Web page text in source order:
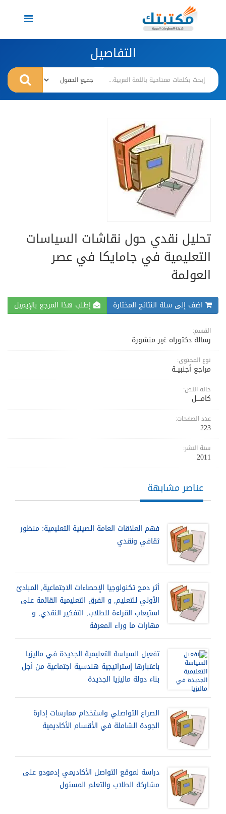
Toggle
navigation
التفاصيل
تحليل نقدي حول نقاشات السياسات
التعليمية في جامايكا في عصر
العولمة
اضف إلى سلة النتائج المختارة إطلب هذا المرجع بالإيميل
القسم:
رسالة دكتوراه غير منشورة
نوع المحتوى:
مراجع أجنبيــة
حالة النص:
كامــــل
عدد الصفحات:
223
سنة النشر:
2011
عناصر مشابهة
فهم العلاقات العامة الصينية التعليمية: منظور
ثقافي ونقدي
أثر دمج تكنولوجيا الإحصاءات الاجتماعية, المبادئ
الأولي للتعليم, و الفرق التعليمية القائمة على
استيعاب القراءة للطلاب, التفكير النقدي, و
مهارات ما وراء المعرفة
تفعيل السياسة التعليمية الجديدة في ماليزيا
باعتبارها إستراتيجية هندسية اجتماعية من أجل
بناء دولة ماليزيا الجديدة
الصراع التواصلي واستخدام ممارسات إدارة
الجودة الشاملة في الأقسام الأكاديمية
دراسة لموقع التواصل الأكاديمي إدمودو على
مشاركة الطلاب والتعلم المسئول